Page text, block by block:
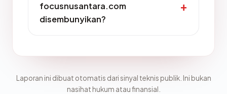
focusnusantara.com
disembunyikan?
Laporan ini dibuat otomatis dari sinyal teknis publik. Ini bukan
nasihat hukum atau finansial.